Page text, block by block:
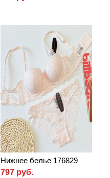
Нижнее белье 176829
797 руб.